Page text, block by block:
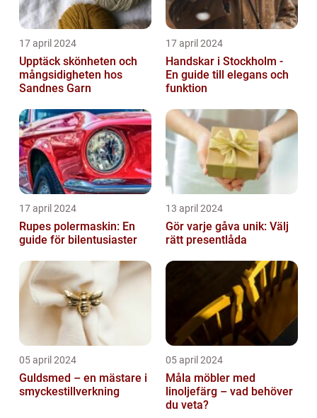
17 april 2024
Upptäck skönheten och
mångsidigheten hos
Sandnes Garn
17 april 2024
Handskar i Stockholm -
En guide till elegans och
funktion
17 april 2024
Rupes polermaskin: En
guide för bilentusiaster
13 april 2024
Gör varje gåva unik: Välj
rätt presentlåda
05 april 2024
Guldsmed – en mästare i
smyckestillverkning
05 april 2024
Måla möbler med
linoljefärg – vad behöver
du veta?